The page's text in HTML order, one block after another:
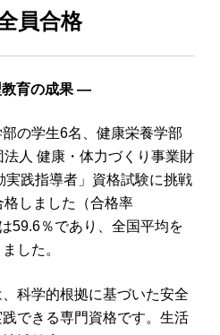
員合格
育の成果 ―
の学生6名、健康栄養学部
人 健康・体力づくり事業財
実践指導者」資格試験に挑戦
格しました（合格率
59.6％であり、全国平均を
した。
科学的根拠に基づいた安全
できる専門資格です。生活